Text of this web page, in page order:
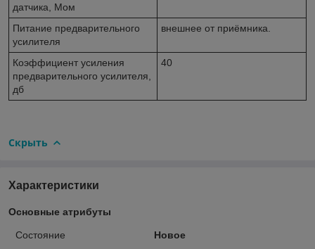
датчика, Мом
Питание предварительного
усилителя
внешнее от приёмника.
Коэффициент усиления
предварительного усилителя,
дб
40
Скрыть
Характеристики
Основные атрибуты
Состояние
Новое